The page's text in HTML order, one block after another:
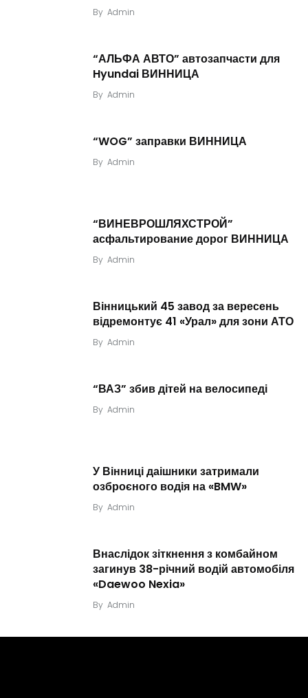
By Admin
“АЛЬФА АВТО” автозапчасти для
Hyundai ВИННИЦА
By Admin
“WOG” заправки ВИННИЦА
By Admin
“ВИНЕВРОШЛЯХСТРОЙ”
асфальтирование дорог ВИННИЦА
By Admin
Вінницький 45 завод за вересень
відремонтує 41 «Урал» для зони АТО
By Admin
“ВАЗ” збив дітей на велосипеді
By Admin
У Вінниці даішники затримали
озброєного водія на «BMW»
By Admin
Внаслідок зіткнення з комбайном
загинув 38-річний водій автомобіля
«Daewoo Nexia»
By Admin